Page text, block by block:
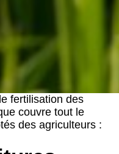
fertilisation des
couvre tout le
des agriculteurs :